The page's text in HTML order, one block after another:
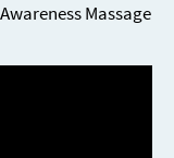
Massage